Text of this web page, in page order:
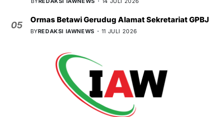
05
Ormas Betawi Gerudug Alamat Sekretariat GPBJ
BYREDAKSI IAWNEWS 11 JULI 2026